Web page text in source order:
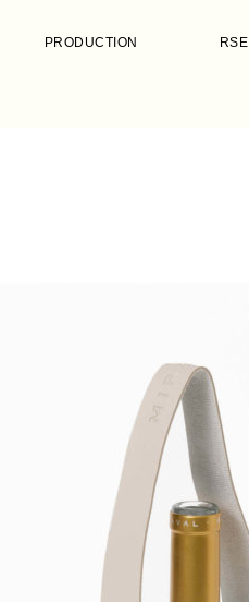
PRODUCTION RSE